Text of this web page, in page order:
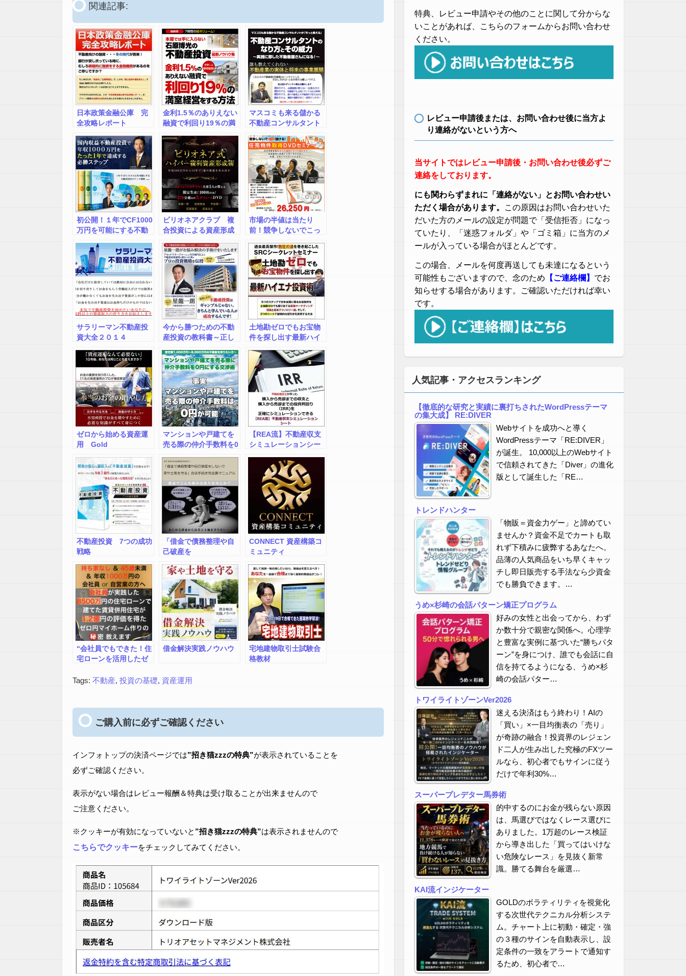
関連記事:
日本政策金融公庫 完
全攻略レポート
金利1.5％のありえない
融資で利回り19％の満
ずは、アパート一棟、
買いなさい！」の著者
である石原博光氏が本
や雑誌、セミナーでは
絶対に言えない最新の
不動産投資ノウハウを
遂に公開！
マスコミも来る儲かる
不動産コンサルタント
動産コンサルタントの
なり方とその威力～実
践に即した不動産屋さ
んになる！
初公開！１年でCF1000
万円を可能にする不動
ビリオネアクラブ 複
合投資による資産形成
市場の半値は当たり
前！競争しないでこっ
取得セミナー
サラリーマン不動産投
資大全２０１４
今から勝つための不動
産投資の教科書～正し
土地勘ゼロでもお宝物
件を探し出す最新ハイ
ゼロから始める資産運
用 Gold
カデミー）
マンションや戸建てを
売る際の仲介手数料を0
【REA流】不動産収支
シミュレーションシー
不動産投資 7つの成功
戦略
「借金で債務整理や自
己破産を
CONNECT 資産構築コ
ミュニティ
“会社員でもできた！住
宅ローンを活用したゼ
ナー講座」” 90日で賃
まで完了し、住宅ロー
ン実質ゼロ円～7割引き
ら1億円を狙える資産形
成法
借金解決実践ノウハウ
宅地建物取引士試験合
格教材
Tags: 不動産, 投資の基礎, 資産運用
ご購入前に必ずご確認ください
インフォトップの決済ページでは”招き猫zzzの特典”が表示されていることを
必ずご確認ください。
表示がない場合はレビュー報酬＆特典は受け取ることが出来ませんので
ご注意ください。
※クッキーが有効になっていないと ”招き猫zzzの特典”は表示されませんので
こちらでクッキーをチェックしてみてください。
特典、レビュー申請やその他のことに関して分からな
いことがあれば、こちらのフォームからお問い合わせ
ください。
レビュー申請後または、お問い合わせ後に当方よ
り連絡がないという方へ
当サイトではレビュー申請後・お問い合わせ後必ずご
連絡をしております。
にも関わらずまれに「連絡がない」とお問い合わせい
ただく場合があります。
この原因はお問い合わせいた
だいた方のメールの設定が問題で「受信拒否」になっ
ていたり、「迷惑フォルダ」や「ゴミ箱」に当方のメ
ールが入っている場合がほとんどです。
この場合、メールを何度再送しても未達になるという
可能性もございますので、念のため 【ご連絡欄】 でお
知らせする場合があります。ご確認いただければ幸い
です。
人気記事・アクセスランキング
【徹底的な研究と実績に裏打ちされたWordPressテーマ
の集大成】 RE:DIVER
Webサイトを成功へと導く
WordPressテーマ「RE:DIVER」
が誕生。 10,000以上のWebサイト
で信頼されてきた「Diver」の進化
版として誕生した「RE…
トレンドハンター
「物販＝資金力ゲー」と諦めてい
ませんか？資金不足でカートも取
れず下積みに疲弊するあなたへ。
品薄の人気商品をいち早くキャッ
チし即日販売する手法なら少資金
でも勝負できます。…
うめ×杉崎の会話パターン矯正プログラム
好みの女性と出会ってから、わず
か数十分で親密な関係へ。心理学
と豊富な実例に基づいた“勝ちパタ
ーン”を身につけ、誰でも会話に自
信を持てるようになる、うめ×杉
崎の会話パター…
トワイライトゾーンVer2026
迷える決済はもう終わり！AIの
「買い」×一目均衡表の「売り」
が奇跡の融合！投資界のレジェン
ド二人が生み出した究極のFXツー
ルなら、初心者でもサインに従う
だけで年利30%…
スーパープレデター馬券術
的中するのにお金が残らない原因
は、馬選びではなくレース選びに
ありました。1万超のレース検証
から導き出した「買ってはいけな
い危険なレース」を見抜く新常
識。勝てる舞台を厳選…
KAI流インジケーター
GOLDのボラティリティを視覚化
する次世代テクニカル分析システ
ム。チャート上に初動・確定・強
の３種のサインを自動表示し、設
定条件の一致をアラートで通知す
るため、初心者で…